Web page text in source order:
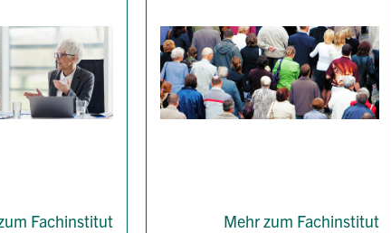
Fachinstitut Mehr zum Fachinstitut